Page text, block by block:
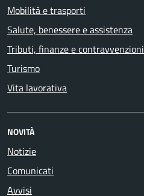
Mobilità e trasporti
Salute, benessere e assistenza
Tributi, finanze e contravvenzioni
Turismo
Vita lavorativa
NOVITÀ
Notizie
Comunicati
Avvisi